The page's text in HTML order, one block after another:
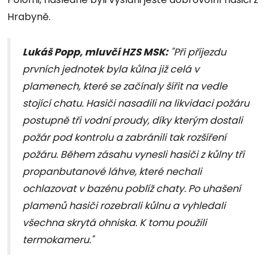
Hrabyně.
Lukáš Popp, mluvčí HZS MSK:"Při příjezdu
prvních jednotek byla kůlna již celá v
plamenech, které se začínaly šířit na vedle
stojící chatu. Hasiči nasadili na likvidaci požáru
postupně tři vodní proudy, díky kterým dostali
požár pod kontrolu a zabránili tak rozšíření
požáru. Během zásahu vynesli hasiči z kůlny tři
propanbutanové láhve, které nechali
ochlazovat v bazénu poblíž chaty. Po uhašení
plamenů hasiči rozebrali kůlnu a vyhledali
všechna skrytá ohniska. K tomu použili
termokameru."